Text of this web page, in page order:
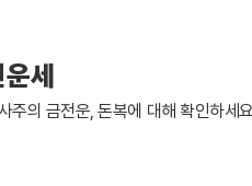
세
주의 금전운, 돈복에 대해 확인하세